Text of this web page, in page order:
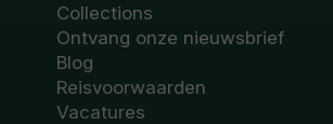
Collections
Ontvang onze nieuwsbrief
Blog
Reisvoorwaarden
Vacatures